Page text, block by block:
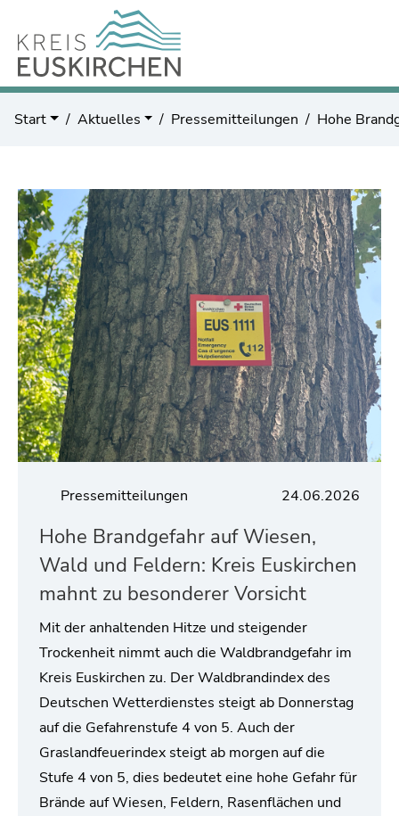
Start Aktuelles Pressemitteilungen Hohe
Pressemitteilungen 24.06.2026
Hohe Brandgefahr auf Wiesen,
Wald und Feldern: Kreis Euskirchen
mahnt zu besonderer Vorsicht
Mit der anhaltenden Hitze und steigender
Trockenheit nimmt auch die Waldbrandgefahr im
Kreis Euskirchen zu. Der Waldbrandindex des
Deutschen Wetterdienstes steigt ab Donnerstag
auf die Gefahrenstufe 4 von 5. Auch der
Graslandfeuerindex steigt ab morgen auf die
Stufe 4 von 5, dies bedeutet eine hohe Gefahr für
Brände auf Wiesen, Feldern, Rasenflächen und